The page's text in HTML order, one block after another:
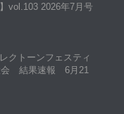
vol.103 2026年7月号
クトーンフェスティ
会 結果速報 6月21